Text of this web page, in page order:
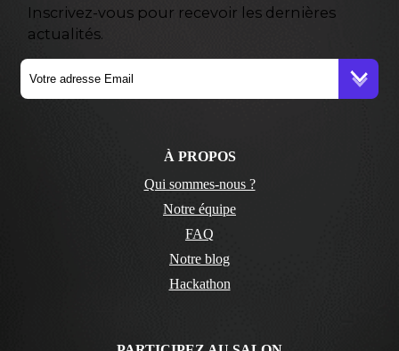
Inscrivez-vous pour recevoir les dernières
actualités.
À PROPOS
Qui sommes-nous ?
Notre équipe
FAQ
Notre blog
Hackathon